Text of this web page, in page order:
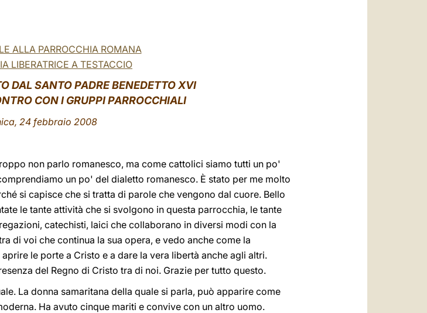
ALLA PARROCCHIA ROMANA
LIBERATRICE A TESTACCIO
DAL SANTO PADRE BENEDETTO XVI
CON I GRUPPI PARROCCHIALI
24 febbraio 2008
non parlo romanesco, ma come cattolici siamo tutti un po'
un po' del dialetto romanesco. È stato per me molto
si capisce che si tratta di parole che vengono dal cuore. Bello
le tante attività che si svolgono in questa parrocchia, le tante
catechisti, laici che collaborano in diversi modi con la
di voi che continua la sua opera, e vedo anche come la
le porte a Cristo e a dare la vera libertà anche agli altri.
del Regno di Cristo tra di noi. Grazie per tutto questo.
La donna samaritana della quale si parla, può apparire come
Ha avuto cinque mariti e convive con un altro uomo.